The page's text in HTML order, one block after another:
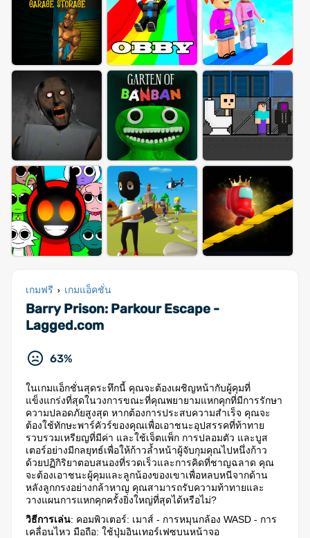
เกมฟรี › เกมแอ็คชั่น
Barry Prison: Parkour Escape -
Lagged.com
63%
ในเกมแอ็กชั่นสุดระทึกนี้ คุณจะต้องเผชิญหน้ากับผู้คุมที่
แข็งแกร่งที่สุดในวงการขณะที่คุณพยายามแหกคุกที่มีการรักษา
ความปลอดภัยสูงสุด หากต้องการประสบความสำเร็จ คุณจะ
ต้องใช้ทักษะพาร์คัวร์ของคุณเพื่อเอาชนะอุปสรรคที่ท้าทาย
รวบรวมเหรียญที่มีค่า และใช้เจ็ตแพ็ก การปลอมตัว และบูส
เตอร์อย่างมีกลยุทธ์เพื่อให้ก้าวล้ำหน้าผู้จับกุมคุณไปหนึ่งก้าว
ด้วยปฏิกิริยาตอบสนองที่รวดเร็วและการคิดที่ชาญฉลาด คุณ
จะต้องเอาชนะผู้คุมและลูกน้องของเขาเพื่อหลบหนีจากด้าน
หลังลูกกรงอย่างกล้าหาญ คุณสามารถรับความท้าทายและ
วางแผนการแหกคุกครั้งยิ่งใหญ่ที่สุดได้หรือไม่?
วิธีการเล่น: คอมพิวเตอร์: เมาส์ - การหมุนกล้อง WASD - การ
เคลื่อนไหว มือถือ: ใช้ปุ่มอินเทอร์เฟซบนหน้าจอ